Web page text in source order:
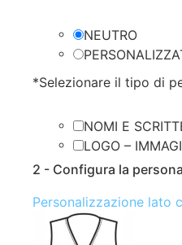
NEUTRO
*Selezionare il tipo di
NOMI E
LOGO –
2 - Configura la
Personalizzazione lato